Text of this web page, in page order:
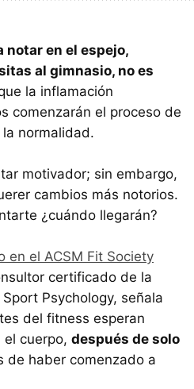
notar en el espejo,
al gimnasio, no es
la inflamación
comenzarán el proceso de
normalidad.
motivador; sin embargo,
cambios más notorios.
¿cuándo llegarán?
en el ACSM Fit Society
certificado de la
Psychology, señala
del fitness esperan
cuerpo, después de solo
de haber comenzado a